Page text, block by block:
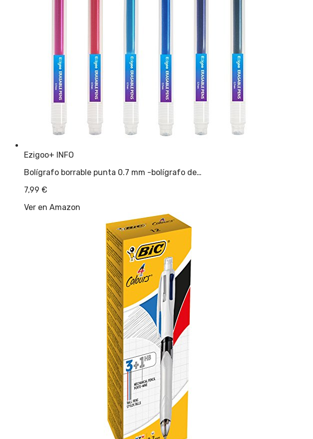
Ezigoo+ INFO
Bolígrafo borrable punta 0.7 mm -bolígrafo de…
7,99 €
Ver en Amazon